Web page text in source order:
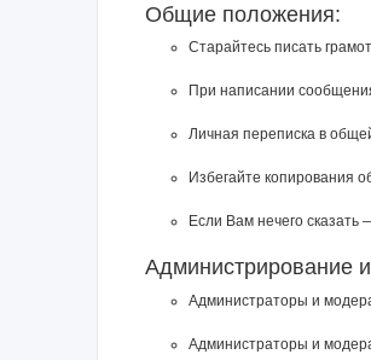
Общие положения:
Старайтесь писать
При написании
Личная переписка в
Избегайте копирования
Если Вам нечего сказать
Администрирование
Администраторы и
Администраторы и